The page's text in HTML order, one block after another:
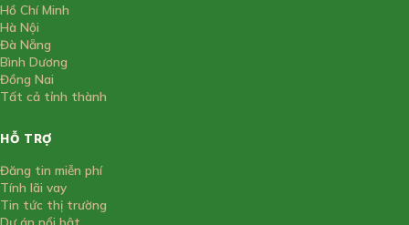
Hồ Chí Minh
Hà Nội
Đà Nẵng
Bình Dương
Đồng Nai
Tất cả tỉnh thành
HỖ TRỢ
Đăng tin miễn phí
Tính lãi vay
Tin tức thị trường
Dự án nổi bật